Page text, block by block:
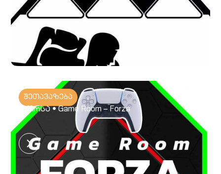
შეთავაზება
ფორსა • Game Room – Forza